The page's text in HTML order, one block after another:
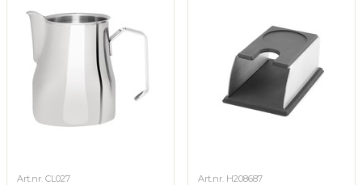
Art.nr. CL027 Art.nr. H208687